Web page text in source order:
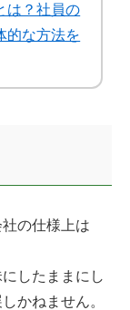
は？社員の
的な方法を
の仕様上は
したままにし
かねません。